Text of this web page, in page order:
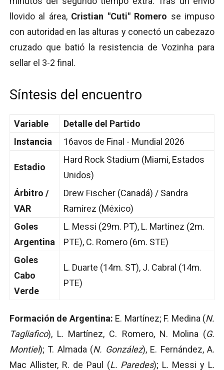
llovido al área, Cristian "Cuti" Romero se impuso
con autoridad en las alturas y conectó un cabezazo
cruzado que batió la resistencia de Vozinha para
sellar el 3-2 final.
Síntesis del encuentro
Variable
Detalle del Partido
Instancia
16avos de Final - Mundial 2026
Estadio
Hard Rock Stadium (Miami, Estados
Unidos)
Árbitro /
VAR
Drew Fischer (Canadá) / Sandra
Ramírez (México)
Goles
Argentina
L. Messi (29m. PT), L. Martínez (2m.
PTE), C. Romero (6m. STE)
Goles
Cabo
Verde
L. Duarte (14m. ST), J. Cabral (14m.
PTE)
Formación de Argentina: E. Martínez; F. Medina (N.
Tagliafico), L. Martínez, C. Romero, N. Molina (G.
Montiel); T. Almada (N. González), E. Fernández, A.
Mac Allister, R. de Paul (L. Paredes); L. Messi y L.